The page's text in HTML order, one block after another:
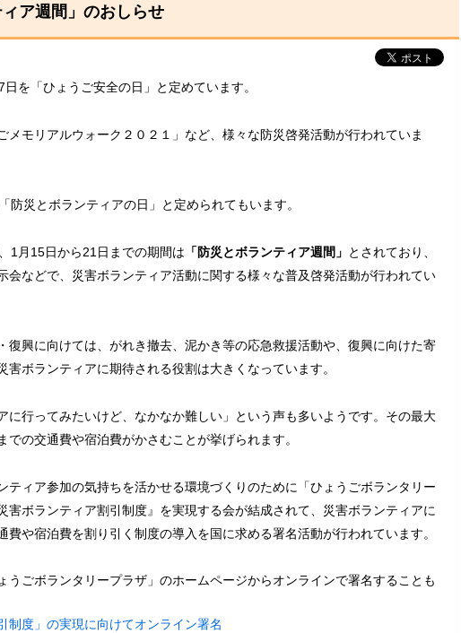
ィア週間」のおしらせ
日を「ひょうご安全の日」と定めています。
メモリアルウォーク２０２１」など、様々な防災啓発活動が行われていま
防災とボランティアの日」と定められてもいます。
1 月 15日から21 日までの期間は 「防災とボランティア週間」 とされており、
会などで、災害ボランティア活動に関する様々な普及啓発活動が行われてい
復興に向けては、がれき撤去、泥かき等の応急救援活動や、復興に向けた寄
害ボランティアに期待される役割は大きくなっています。
に行ってみたいけど、なかなか難しい」という声も多いようです。その最大
での交通費や宿泊費がかさむことが挙げられます。
ティア参加の気持ちを活かせる環境づくりのために「ひょうごボランタリー
害ボランティア割引制度』を実現する会が結成されて、災害ボランティアに
費や宿泊費を割り引く制度の導入を国に求める署名活動が行われています。
うごボランタリープラザ」のホームページからオンラインで署名することも
制度」の実現に向けてオンライン署名